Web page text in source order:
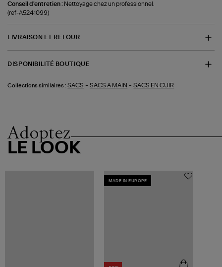
Conseil d'entretien : Nettoyage chez un professionnel.
(ref-A5241099)
LIVRAISON ET RETOUR
DISPONIBILITÉ BOUTIQUE
Collections similaires : SACS -SACS A MAIN -SACS EN CUIR
Adoptez
LE LOOK
MADE IN EUROPE